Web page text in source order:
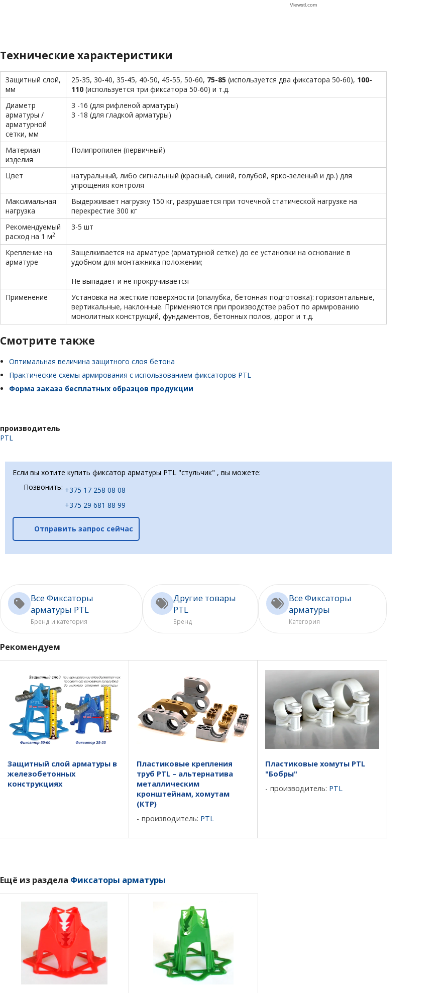
Технические характеристики
Защитный слой,
мм
25-35, 30-40, 35-45, 40-50, 45-55, 50-60, 75-85 (используется два фиксатора 50-60), 100-
110 (используется три фиксатора 50-60) и т.д.
Диаметр
арматуры /
арматурной
сетки, мм
3 -16 (для рифленой арматуры)
3 -18 (для гладкой арматуры)
Материал
изделия
Полипропилен (первичный)
Цвет
натуральный, либо сигнальный (красный, синий, голубой, ярко-зеленый и др.) для
упрощения контроля
Максимальная
нагрузка
Выдерживает нагрузку 150 кг, разрушается при точечной статической нагрузке на
перекрестие 300 кг
Рекомендуемый
расход на 1 м2
3-5 шт
Крепление на
арматуре
Защелкивается на арматуре (арматурной сетке) до ее установки на основание в
удобном для монтажника положении;
Не выпадает и не прокручивается
Применение
Установка на жесткие поверхности (опалубка, бетонная подготовка): горизонтальные,
вертикальные, наклонные. Применяются при производстве работ по армированию
монолитных конструкций, фундаментов, бетонных полов, дорог и т.д.
Смотрите также
Оптимальная величина защитного слоя бетона
Практические схемы армирования с использованием фиксаторов PTL
Форма заказа бесплатных образцов продукции
производитель
PTL
Если вы хотите купить фиксатор арматуры PTL "стульчик" , вы можете:
Позвонить: +375 17 258 08 08
+375 29 681 88 99
Отправить запрос сейчас
Все Фиксаторы
арматуры PTL
Бренд и категория
Другие товары
PTL
Бренд
Все Фиксаторы
арматуры
Категория
Рекомендуем
Защитный слой арматуры в
железобетонных
конструкциях
Пластиковые крепления
труб PTL – альтернатива
металлическим
кронштейнам, хомутам
(КТР)
производитель: PTL
Пластиковые хомуты PTL
"Бобры"
производитель: PTL
Ещё из раздела Фиксаторы арматуры